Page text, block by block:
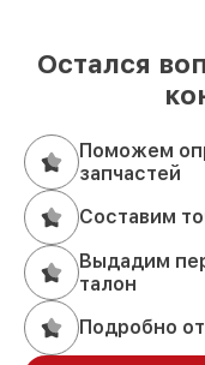
Остался
Поможем
запчастей
Составим
Выдадим
талон
Подробно